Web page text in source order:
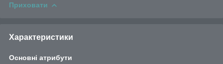
Приховати
Характеристики
Основні атрибути